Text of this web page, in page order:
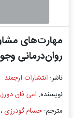
مهارت‌های
روان‌درمانی
ناشر: انتشارات ارجمند
نویسنده: امی فان
مترجم: حسام گودرزی،